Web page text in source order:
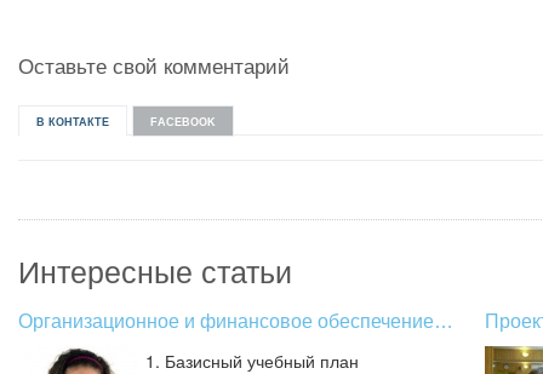
Оставьте свой комментарий
В КОНТАКТЕ FACEBOOK
Интересные статьи
Организационное и финансовое обеспечение…
1. Базисный учебный план